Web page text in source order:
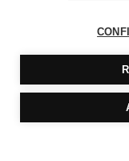
Linklaters
Boehning y